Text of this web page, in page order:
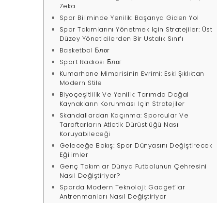
Zeka
Spor Biliminde Yenilik: Başarıya Giden Yol
Spor Takımlarını Yönetmek Için Stratejiler: Üst
Düzey Yöneticilerden Bir Ustalık Sınıfı
Basketbol Блог
Sport Radiosi Блог
Kumarhane Mimarisinin Evrimi: Eski Şıklıktan
Modern Stile
Biyoçeşitlilik Ve Yenilik: Tarımda Doğal
Kaynakların Korunması Için Stratejiler
Skandallardan Kaçınma: Sporcular Ve
Taraftarların Atletik Dürüstlüğü Nasıl
Koruyabileceği
Geleceğe Bakış: Spor Dünyasını Değiştirecek
Eğilimler
Genç Takımlar Dünya Futbolunun Çehresini
Nasıl Değiştiriyor?
Sporda Modern Teknoloji: Gadget’lar
Antrenmanları Nasıl Değiştiriyor